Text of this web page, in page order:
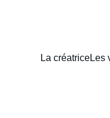
La créatriceLes